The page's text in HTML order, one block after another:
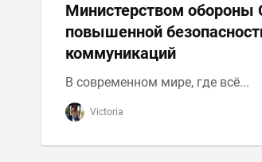
Министерством
повышенной
коммуникаций
В современном мире, где всё...
Victoria